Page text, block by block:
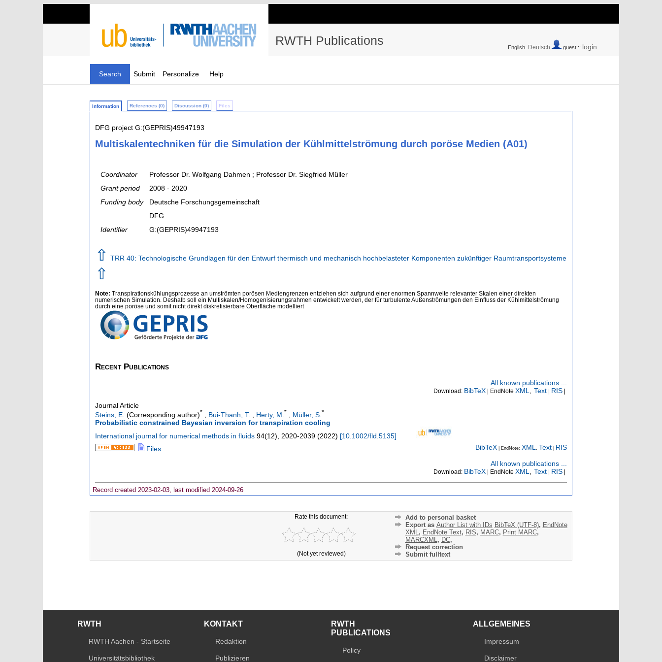
RWTH Publications English Deutsch guest :: login
Search Submit Personalize Help
Information References (0) Discussion (0) Files
DFG project G:(GEPRIS)49947193
Multiskalentechniken für die Simulation der Kühlmittelströmung durch poröse Medien (A01)
Coordinator
Professor Dr. Wolfgang Dahmen ; Professor Dr. Siegfried Müller
Grant period
2008 - 2020
Funding body
Deutsche Forschungsgemeinschaft
DFG
Identifier
G:(GEPRIS)49947193
⇧ TRR 40: Technologische Grundlagen für den Entwurf thermisch und mechanisch hochbelasteter Komponenten zukünftiger Raumtransportsysteme
⇧
Note: Transpirationskühlungsprozesse an umströmten porösen Mediengrenzen entziehen sich aufgrund einer enormen Spannweite relevanter Skalen einer direkten
numerischen Simulation. Deshalb soll ein Multiskalen/Homogenisierungsrahmen entwickelt werden, der für turbulente Außenströmungen den Einfluss der Kühlmittelströmung
durch eine poröse und somit nicht direkt diskretisierbare Oberfläche modelliert
Recent Publications
All known publications ...
Download: BibTeX | EndNote XML Text | RIS |
Journal Article
Steins, E. (Corresponding author)* ; Bui-Thanh, T. ; Herty, M.* ; Müller, S.*
Probabilistic constrained Bayesian inversion for transpiration cooling
International journal for numerical methods in fluids 94(12), 2020-2039 (2022) [10.1002/fld.5135]
Files
BibTeX | EndNote: XML, Text RIS
All known publications ...
Download: BibTeX | EndNote XML Text RIS
Record created 2023-02-03, last modified 2024-09-26
Rate this document:
(Not yet reviewed)
Add to personal basket
Export as Author List with IDs BibTeX (UTF-8), EndNote
XML, EndNote Text, RIS, MARC, Print MARC,
MARCXML, DC,
Request correction
Submit fulltext
RWTH
RWTH Aachen - Startseite
Universitätsbibliothek
KONTAKT
Redaktion
Publizieren
RWTH
PUBLICATIONS
Policy
ALLGEMEINES
Impressum
Disclaimer